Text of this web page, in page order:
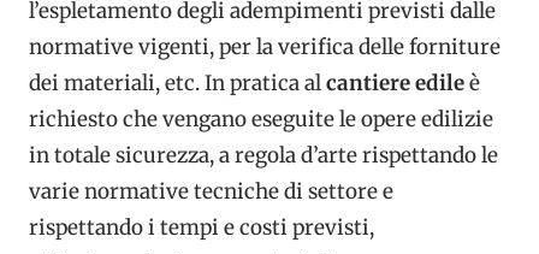
l’espletamento degli adempimenti previsti dalle
normative vigenti, per la verifica delle forniture
dei materiali, etc. In pratica alcantiere edileè
richiesto che vengano eseguite le opere edilizie
in totale sicurezza, a regola d’arte rispettando le
varie normative tecniche di settore e
rispettando i tempi e costi previsti,